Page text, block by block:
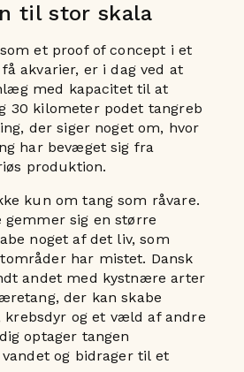
til stor skala
et proof of concept i et
akvarier, er i dag ved at
med kapacitet til at
30 kilometer podet tangreb
der siger noget om, hvor
har bevæget sig fra
produktion.
kun om tang som råvare.
gemmer sig en større
noget af det liv, som
har mistet. Dansk
andet med kystnære arter
der kan skabe
krebsdyr og et væld af andre
optager tangen
og bidrager til et